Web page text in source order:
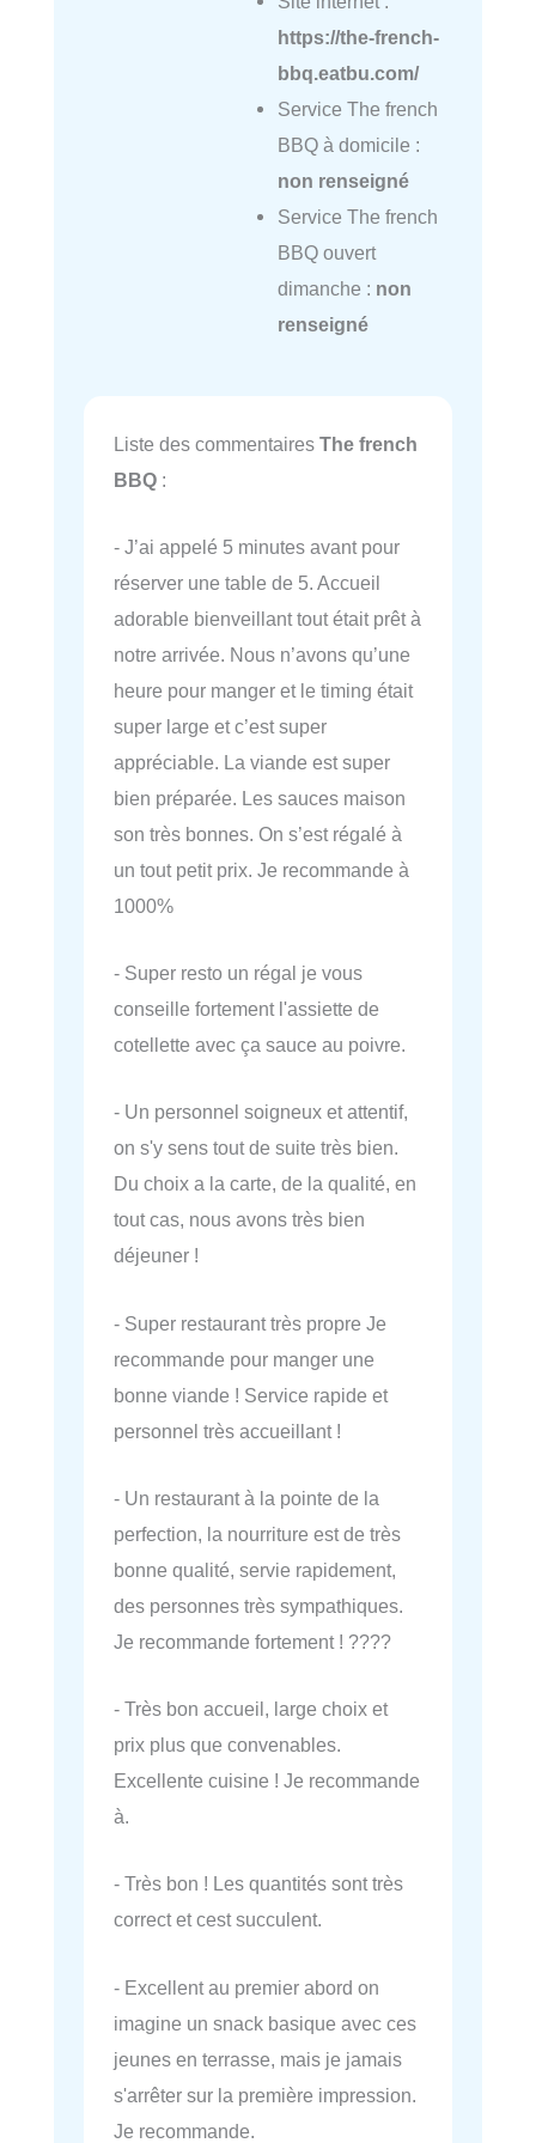
https://the-french-
bbq.eatbu.com/
Service The french
BBQ à domicile :
non renseigné
Service The french
BBQ ouvert
dimanche : non
renseigné
Liste des commentaires The french
BBQ :
- J’ai appelé 5 minutes avant pour
réserver une table de 5. Accueil
adorable bienveillant tout était prêt à
notre arrivée. Nous n’avons qu’une
heure pour manger et le timing était
super large et c’est super
appréciable. La viande est super
bien préparée. Les sauces maison
son très bonnes. On s’est régalé à
un tout petit prix. Je recommande à
1000%
- Super resto un régal je vous
conseille fortement l'assiette de
cotellette avec ça sauce au poivre.
- Un personnel soigneux et attentif,
on s'y sens tout de suite très bien.
Du choix a la carte, de la qualité, en
tout cas, nous avons très bien
déjeuner !
- Super restaurant très propre Je
recommande pour manger une
bonne viande ! Service rapide et
personnel très accueillant !
- Un restaurant à la pointe de la
perfection, la nourriture est de très
bonne qualité, servie rapidement,
des personnes très sympathiques.
Je recommande fortement ! ????
- Très bon accueil, large choix et
prix plus que convenables.
Excellente cuisine ! Je recommande
à.
- Très bon ! Les quantités sont très
correct et cest succulent.
- Excellent au premier abord on
imagine un snack basique avec ces
jeunes en terrasse, mais je jamais
s'arrêter sur la première impression.
Je recommande.